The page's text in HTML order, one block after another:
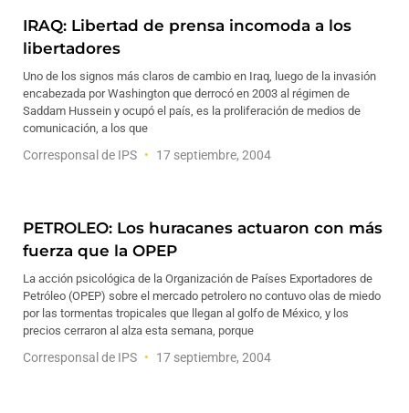
IRAQ: Libertad de prensa incomoda a los
libertadores
Uno de los signos más claros de cambio en Iraq, luego de la invasión
encabezada por Washington que derrocó en 2003 al régimen de
Saddam Hussein y ocupó el país, es la proliferación de medios de
comunicación, a los que
Corresponsal de IPS 17 septiembre, 2004
PETROLEO: Los huracanes actuaron con más
fuerza que la OPEP
La acción psicológica de la Organización de Países Exportadores de
Petróleo (OPEP) sobre el mercado petrolero no contuvo olas de miedo
por las tormentas tropicales que llegan al golfo de México, y los
precios cerraron al alza esta semana, porque
Corresponsal de IPS 17 septiembre, 2004